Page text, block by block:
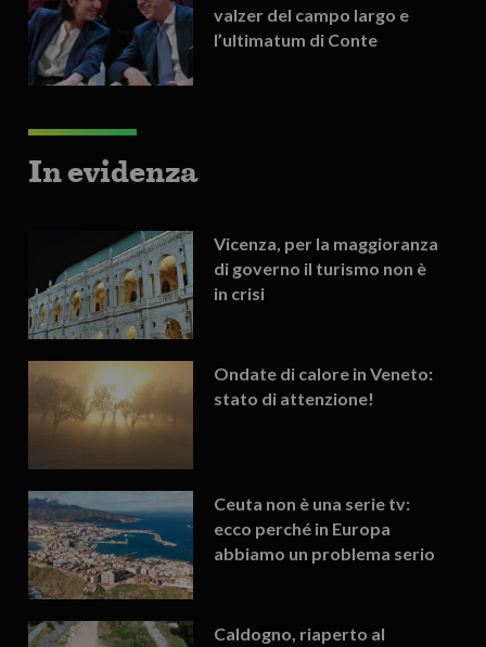
valzer del campo largo e
l’ultimatum di Conte
In evidenza
Vicenza, per la maggioranza
di governo il turismo non è
in crisi
Ondate di calore in Veneto:
stato di attenzione!
Ceuta non è una serie tv:
ecco perché in Europa
abbiamo un problema serio
Caldogno, riaperto al